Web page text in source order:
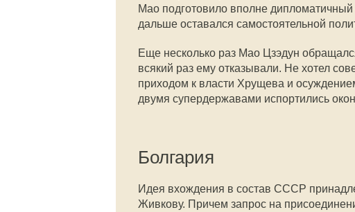
Мао подготовило вполне
дальше оставался самостоятельной
Еще несколько раз Мао Цзэдун
всякий раз ему отказывали. Не хотел
приходом к власти Хрущева и
двумя супердержавами испортились
Болгария
Идея вхождения в состав СССР
Живкову. Причем запрос на